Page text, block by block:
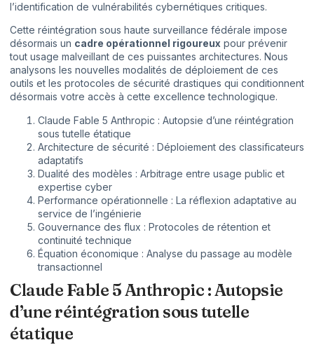
l’identification de vulnérabilités cybernétiques critiques.
Cette réintégration sous haute surveillance fédérale impose
désormais un cadre opérationnel rigoureux pour prévenir
tout usage malveillant de ces puissantes architectures. Nous
analysons les nouvelles modalités de déploiement de ces
outils et les protocoles de sécurité drastiques qui conditionnent
désormais votre accès à cette excellence technologique.
Claude Fable 5 Anthropic : Autopsie d’une réintégration
sous tutelle étatique
Architecture de sécurité : Déploiement des classificateurs
adaptatifs
Dualité des modèles : Arbitrage entre usage public et
expertise cyber
Performance opérationnelle : La réflexion adaptative au
service de l’ingénierie
Gouvernance des flux : Protocoles de rétention et
continuité technique
Équation économique : Analyse du passage au modèle
transactionnel
Claude Fable 5 Anthropic : Autopsie
d’une réintégration sous tutelle
étatique